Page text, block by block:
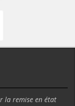
la remise en état